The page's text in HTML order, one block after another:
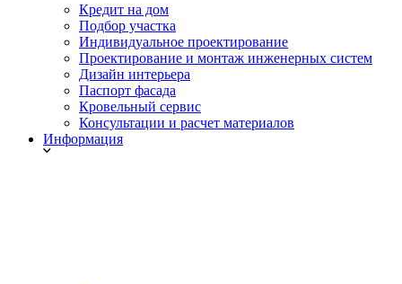
Кредит на дом
Подбор участка
Индивидуальное проектирование
Проектирование и монтаж инженерных систем
Дизайн интерьера
Паспорт фасада
Кровельный сервис
Консультации и расчет материалов
Информация